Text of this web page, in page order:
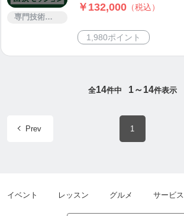
専門技術サービス
￥132,000 （税込）
1,980ポイント
全14件中 1～14件表示
Prev 1
イベント レッスン グルメ サービス